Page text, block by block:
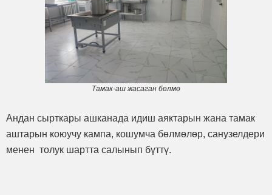
Тамак-аш жасаган бөлмө
Андан сырткары ашканада идиш аяктарын жана тамак
аштарын коюучу кампа, кошумча бөлмөлөр, санузелдери
менен толук шартта салынып бүттү.